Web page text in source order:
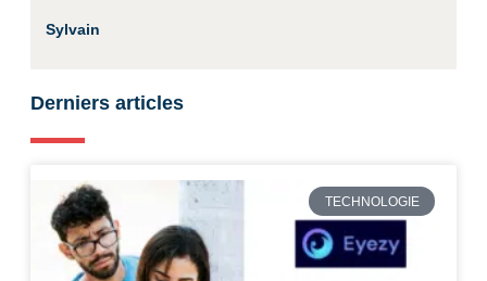
Sylvain
Derniers articles
TECHNOLOGIE